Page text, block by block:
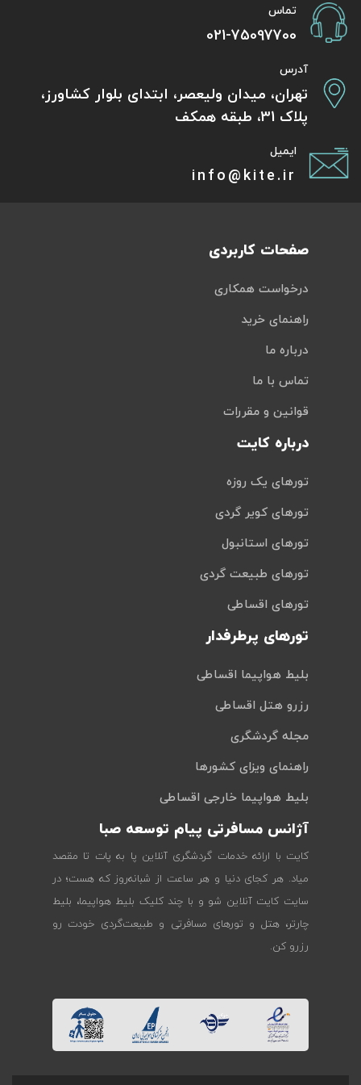
تماس
021-75097700
آدرس
تهران، میدان ولیعصر، ابتدای بلوار کشاورز،
پلاک 31، طبقه همکف
ایمیل
info@kite.ir
صفحات کاربردی
درخواست همکاری
راهنمای خرید
درباره ما
تماس با ما
قوانین و مقررات
درباره کایت
تورهای یک روزه
تورهای کویر گردی
تورهای استانبول
تورهای طبیعت گردی
تورهای اقساطی
تورهای پرطرفدار
بلیط هواپیما اقساطی
رزرو هتل اقساطی
مجله گردشگری
راهنمای ویزای کشورها
بلیط هواپیما خارجی اقساطی
آژانس مسافرتی پیام توسعه صبا
کایت با ارائه خدمات گردشگری آنلاین پا به پات تا مقصد
میاد. هر کجای دنیا و هر ساعت از شبانه‌روز که هست؛ در
سایت کایت آنلاین شو و با چند کلیک بلیط هواپیما، بلیط
چارتر، هتل و تورهای مسافرتی و طبیعت‌گردی خودت رو
رزرو کن.